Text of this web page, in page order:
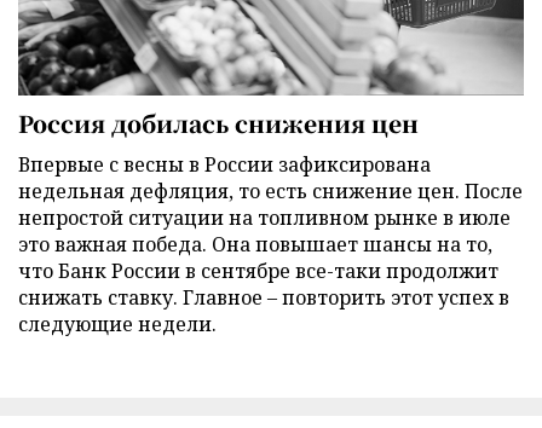
Россия добилась снижения цен
Впервые с весны в России зафиксирована
недельная дефляция, то есть снижение цен. После
непростой ситуации на топливном рынке в июле
это важная победа. Она повышает шансы на то,
что Банк России в сентябре все-таки продолжит
снижать ставку. Главное – повторить этот успех в
следующие недели.